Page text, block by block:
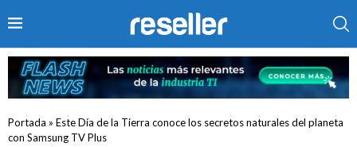
Portada » Este Día de la Tierra conoce los secretos naturales del planeta
con Samsung TV Plus